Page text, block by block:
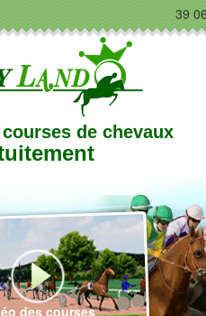
39
de chevaux
des courses